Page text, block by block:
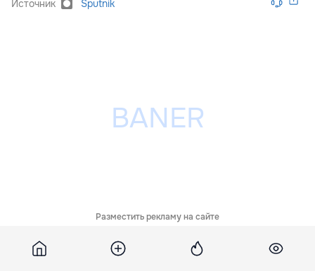
Источник Sputnik
Разместить рекламу на сайте